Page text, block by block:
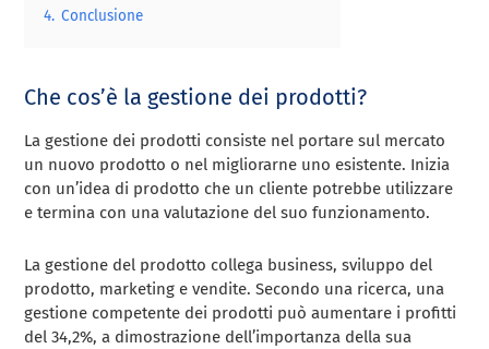
4. Conclusione
Che cos’è la gestione dei prodotti?
La gestione dei prodotti consiste nel portare sul mercato
un nuovo prodotto o nel migliorarne uno esistente. Inizia
con un’idea di prodotto che un cliente potrebbe utilizzare
e termina con una valutazione del suo funzionamento.
La gestione del prodotto collega business, sviluppo del
prodotto, marketing e vendite. Secondo una ricerca, una
gestione competente dei prodotti può aumentare i profitti
del 34,2%, a dimostrazione dell’importanza della sua